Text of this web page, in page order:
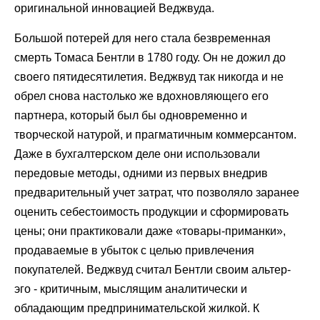
оригинальной инновацией Веджвуда.
Большой потерей для него стала безвременная
смерть Томаса Бентли в 1780 году. Он не дожил до
своего пятидесятилетия. Веджвуд так никогда и не
обрел снова настолько же вдохновляющего его
партнера, который был бы одновременно и
творческой натурой, и прагматичным коммерсантом.
Даже в бухгалтерском деле они использовали
передовые методы, одними из первых внедрив
предварительный учет затрат, что позволяло заранее
оценить себестоимость продукции и сформировать
цены; они практиковали даже «товары-приманки»,
продаваемые в убыток с целью привлечения
покупателей. Веджвуд считал Бентли своим альтер-
эго - критичным, мыслящим аналитически и
обладающим предпринимательской жилкой. К